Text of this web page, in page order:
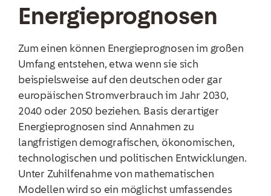
Energieprognosen
Zum einen können Energieprognosen im großen
Umfang entstehen, etwa wenn sie sich
beispielsweise auf den deutschen oder gar
europäischen Stromverbrauch im Jahr 2030,
2040 oder 2050 beziehen. Basis derartiger
Energieprognosen sind Annahmen zu
langfristigen demografischen, ökonomischen,
technologischen und politischen Entwicklungen.
Unter Zuhilfenahme von mathematischen
Modellen wird so ein möglichst umfassendes